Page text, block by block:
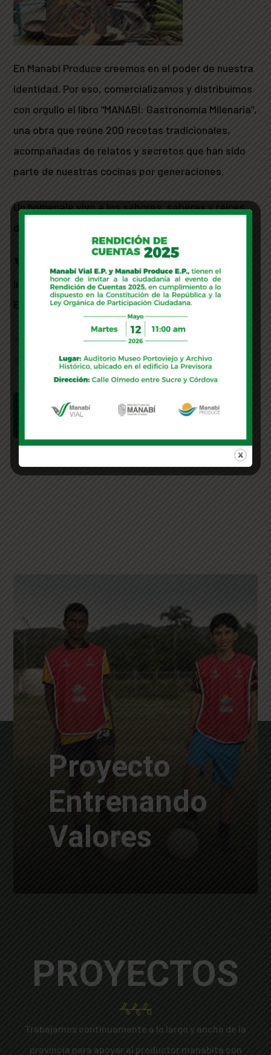
En Manabí Produce creemos en el poder de nuestra
identidad. Por eso, comercializamos y distribuimos
con orgullo el libro “MANABÍ: Gastronomía Milenaria”,
una obra que reúne 200 recetas tradicionales,
acompañadas de relatos y secretos que han sido
parte de nuestras cocinas por generaciones.
Un homenaje vivo a los sabores, saberes y raíces
de nuestra tierra.
¿Quieres adquirir el libro o necesitas más
información?
Estamos aquí para ayudarte.
Contáctanos al: 098 471 3687
Escríbenos a:ventas@manabiproduce.gob.ec
Ver más
Proyecto
Entrenando
Valores
PROYECTOS
Trabajamos continuamente a lo largo y ancho de la
provincia para apoyar al productor manabita con